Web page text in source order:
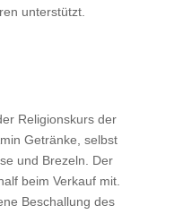
unterstützt.
Religionskurs der
Getränke, selbst
und Brezeln. Der
beim Verkauf mit.
Beschallung des